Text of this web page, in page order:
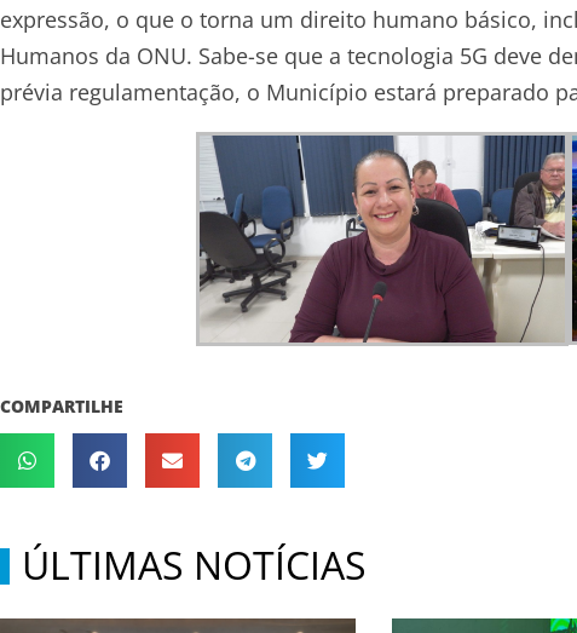
expressão, o que o torna um direito humano básico,
Humanos da ONU. Sabe-se que a tecnologia 5G deve
prévia regulamentação, o Município estará preparado
COMPARTILHE
ÚLTIMAS NOTÍCIAS